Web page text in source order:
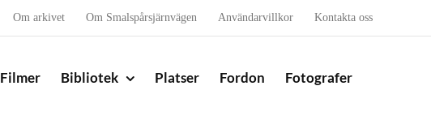
Om arkivet Om Smalspårsjärnvägen Användarvillkor Kontakta oss
Filmer Bibliotek Platser Fordon Fotografer